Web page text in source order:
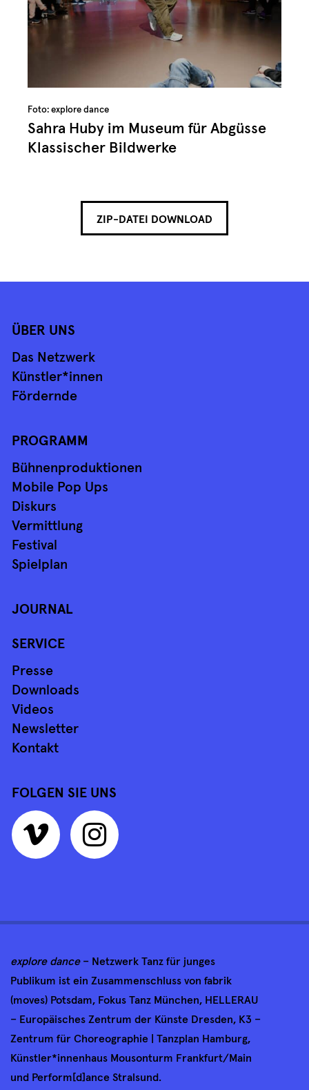
Foto: explore dance
Sahra Huby im Museum für Abgüsse
Klassischer Bildwerke
ZIP-DATEI DOWNLOAD
ÜBER UNS
Das Netzwerk
Künstler*innen
Fördernde
PROGRAMM
Bühnenproduktionen
Mobile Pop Ups
Diskurs
Vermittlung
Festival
Spielplan
JOURNAL
SERVICE
Presse
Downloads
Videos
Newsletter
Kontakt
FOLGEN SIE UNS
explore dance – Netzwerk Tanz für junges
Publikum ist ein Zusammenschluss von fabrik
(moves) Potsdam, Fokus Tanz München, HELLERAU
– Europäisches Zentrum der Künste Dresden, K3 –
Zentrum für Choreographie | Tanzplan Hamburg,
Künstler*innenhaus Mousonturm Frankfurt/Main
und Perform[d]ance Stralsund.